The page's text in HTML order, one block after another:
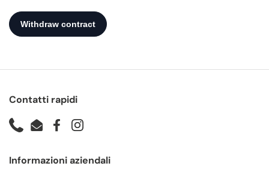
Contatti rapidi
PhoneEmailFacebookInstagram
Informazioni aziendali